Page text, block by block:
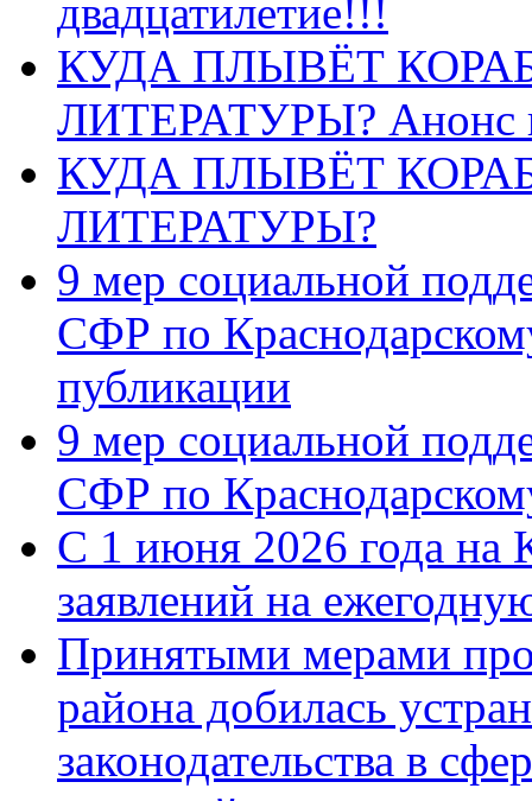
двадцатилетие!!!
КУДА ПЛЫВЁТ
ЛИТЕРАТУРЫ? Анонс
КУДА ПЛЫВЁТ
ЛИТЕРАТУРЫ?
9 мер социальной
СФР по
публикации
9 мер социальной
СФР по
С 1 июня 2026 года на
заявлений на
Принятыми мерами
района добилась
законодательства в